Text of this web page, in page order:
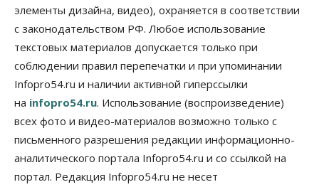
элементы дизайна, видео), охраняется в соответствии
с законодательством РФ. Любое использование
текстовых материалов допускается только при
соблюдении правил перепечатки и при упоминании
Infopro54.ru и наличии активной гиперссылки
на infopro54.ru. Использование (воспроизведение)
всех фото и видео-материалов возможно только с
письменного разрешения редакции информационно-
аналитического портала Infopro54.ru и со ссылкой на
портал. Редакция Infopro54.ru не несет